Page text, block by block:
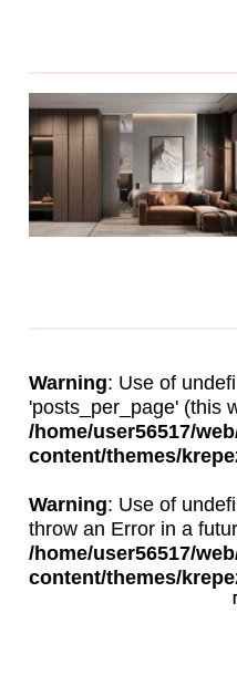
Warning: Use of
'posts_per_page' (this
/home/user56517/
content/themes/
Warning: Use of
throw an Error in a
/home/user56517/
content/themes/